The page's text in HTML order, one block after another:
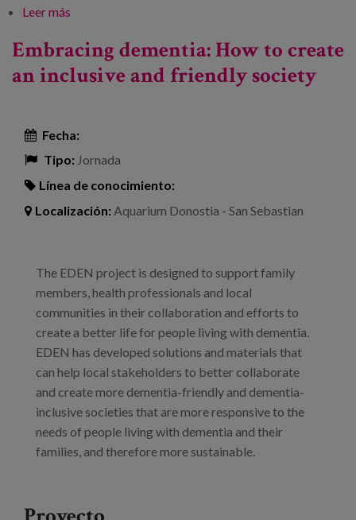
Leer más
Embracing dementia: How to create
an inclusive and friendly society
Fecha:
Tipo: Jornada
Línea de conocimiento:
Localización: Aquarium Donostia - San Sebastian
The EDEN project is designed to support family
members, health professionals and local
communities in their collaboration and efforts to
create a better life for people living with dementia.
EDEN has developed solutions and materials that
can help local stakeholders to better collaborate
and create more dementia-friendly and dementia-
inclusive societies that are more responsive to the
needs of people living with dementia and their
families, and therefore more sustainable.